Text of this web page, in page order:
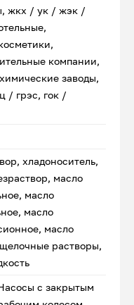
жкх / ук / жэк /
компании,
заводы,
/ грэс, гок /
хладоноситель,
масло
масло
масло
масло
растворы,
с закрытым